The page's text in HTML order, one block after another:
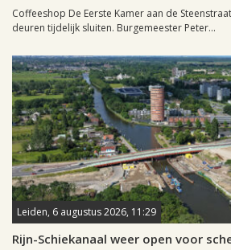
Coffeeshop De Eerste Kamer aan de
deuren tijdelijk sluiten. Burgemeester Peter...
Leiden, 6 augustus 2026, 11:29
Rijn-Schiekanaal weer open voor